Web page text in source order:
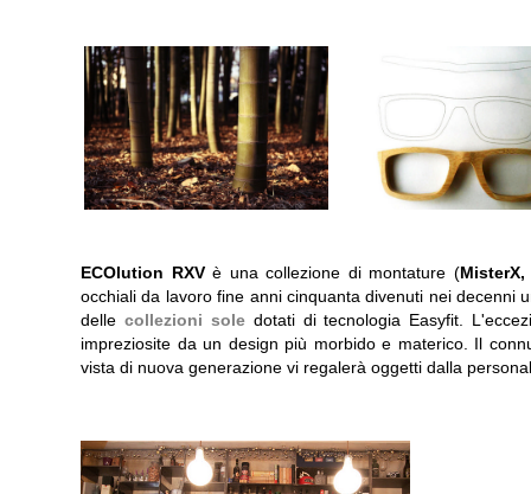
ECOlution RXVè una collezione di montature (
occhiali da lavoro fine anni cinquanta divenuti nei decenni
delle collezioni soledotati di tecnologia Easyfit.
impreziosite da un design più morbido e materico. Il
vista di nuova generazione vi regalerà oggetti dalla